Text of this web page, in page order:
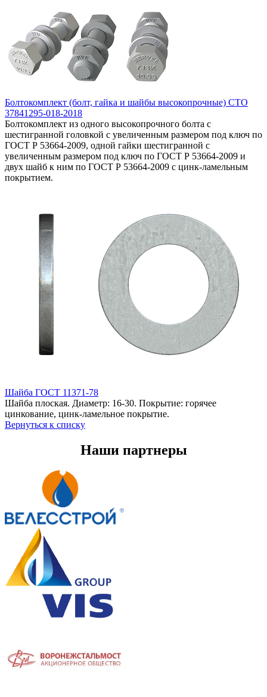
Болтокомплект (болт, гайка и шайбы высокопрочные) СТО
37841295-018-2018
Болтокомплект из одного высокопрочного болта с
шестигранной головкой с увеличенным размером под ключ по
ГОСТ Р 53664-2009, одной гайки шестигранной с
увеличенным размером под ключ по ГОСТ Р 53664-2009 и
двух шайб к ним по ГОСТ Р 53664-2009 с цинк-ламельным
покрытием.
Шайба ГОСТ 11371-78
Шайба плоская. Диаметр: 16-30. Покрытие: горячее
цинкование, цинк-ламельное покрытие.
Вернуться к списку
Наши партнеры